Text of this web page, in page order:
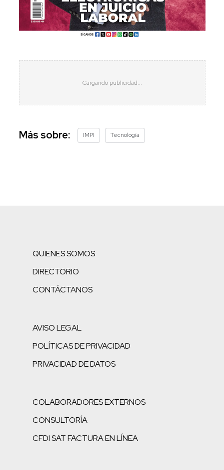
Más sobre: IMPI Tecnología
QUIENES SOMOS
DIRECTORIO
CONTÁCTANOS
AVISO LEGAL
POLÍTICAS DE PRIVACIDAD
PRIVACIDAD DE DATOS
COLABORADORES EXTERNOS
CONSULTORÍA
CFDI SAT FACTURA EN LÍNEA